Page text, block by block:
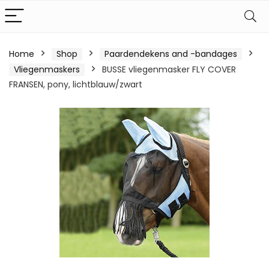
Home Shop
Paardendekens and -bandages
Vliegenmaskers
BUSSE vliegenmasker FLY COVER
FRANSEN, pony, lichtblauw/zwart